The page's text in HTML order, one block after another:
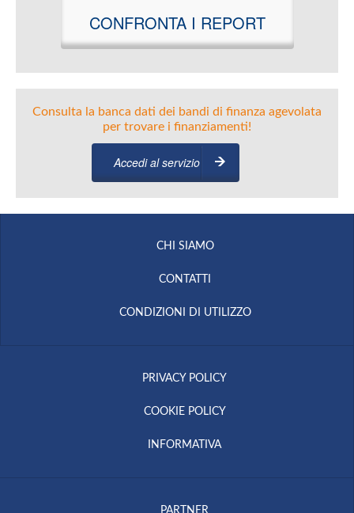
CONFRONTA I REPORT
Consulta la banca dati dei bandi di finanza agevolata
per trovare i finanziamenti!
Accedi al servizio
CHI SIAMO
CONTATTI
CONDIZIONI DI UTILIZZO
PRIVACY POLICY
COOKIE POLICY
INFORMATIVA
PARTNER